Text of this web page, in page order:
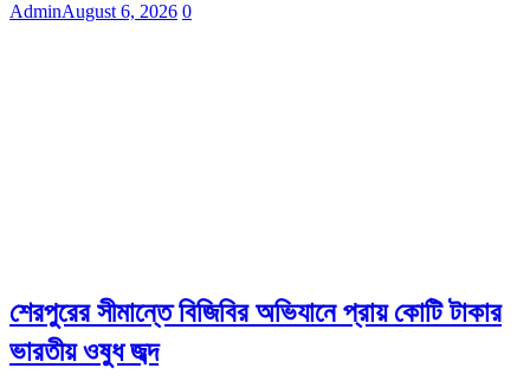
AdminAugust 6, 2026 0
শেরপুরের সীমান্তে বিজিবির অভিযানে প্রায় কোটি টাকার
ভারতীয় ওষুধ জব্দ